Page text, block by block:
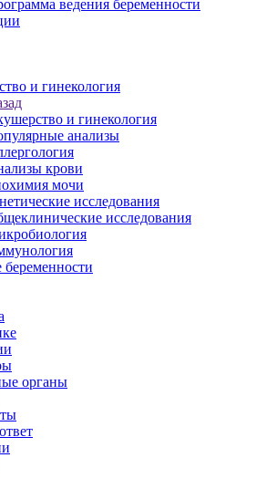
ведения беременности
и гинекология
и гинекология
анализы
крови
мочи
исследования
исследования
беременности
органы